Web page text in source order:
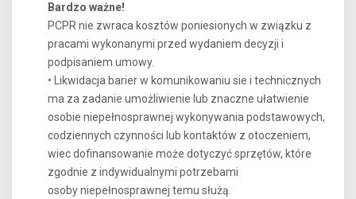
Bardzo ważne!
PCPR nie zwraca kosztów poniesionych w związku z
pracami wykonanymi przed wydaniem decyzji i
podpisaniem umowy.
• Likwidacja barier w komunikowaniu sie i technicznych
ma za zadanie umożliwienie lub znaczne ułatwienie
osobie niepełnosprawnej wykonywania podstawowych,
codziennych czynności lub kontaktów z otoczeniem,
wiec dofinansowanie może dotyczyć sprzętów, które
zgodnie z indywidualnymi potrzebami
osoby niepełnosprawnej temu służą.